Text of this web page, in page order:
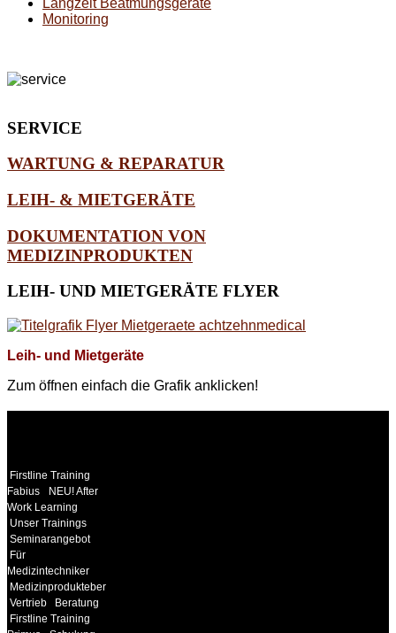
Monitoring
SERVICE
WARTUNG & REPARATUR
LEIH- & MIETGERÄTE
DOKUMENTATION VON
MEDIZINPRODUKTEN
LEIH- UND MIETGERÄTE FLYER
Leih- und Mietgeräte
Zum öffnen einfach die Grafik anklicken!
Firstline Training
Fabius
NEU! After
Work Learning
Unser Trainings
Seminarangebot
Für
Medizintechniker
Medizinprodukteberater
Vertrieb
Beratung
Firstline Training